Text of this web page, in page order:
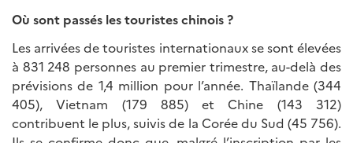
Où sont passés les touristes chinois ?
Les arrivées de touristes internationaux se sont élevées
à 831 248 personnes au premier trimestre, au-delà des
prévisions de 1,4 million pour l’année. Thaïlande (344
405), Vietnam (179 885) et Chine (143 312)
contribuent le plus, suivis de la Corée du Sud (45 756).